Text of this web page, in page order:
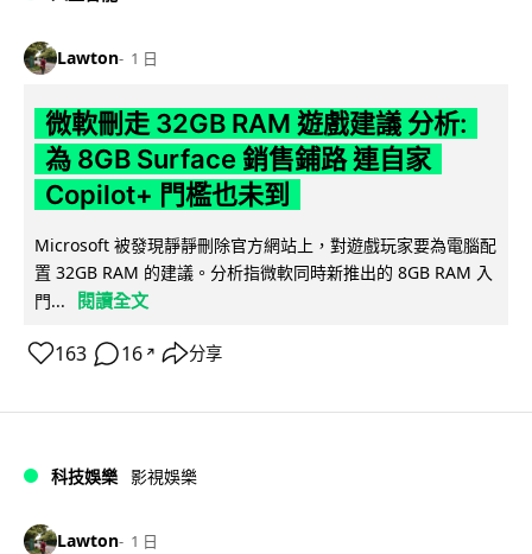
Lawton 1 日
微軟刪走 32GB RAM 遊戲建議 分析:
為 8GB Surface 銷售鋪路 連自家
Copilot+ 門檻也未到
Microsoft 被發現靜靜刪除官方網站上，對遊戲玩家要為電腦配
置 32GB RAM 的建議。分析指微軟同時新推出的 8GB RAM 入
門...
閱讀全文
163 16 ↗ 分享
科技娛樂 影視娛樂
Lawton 1 日